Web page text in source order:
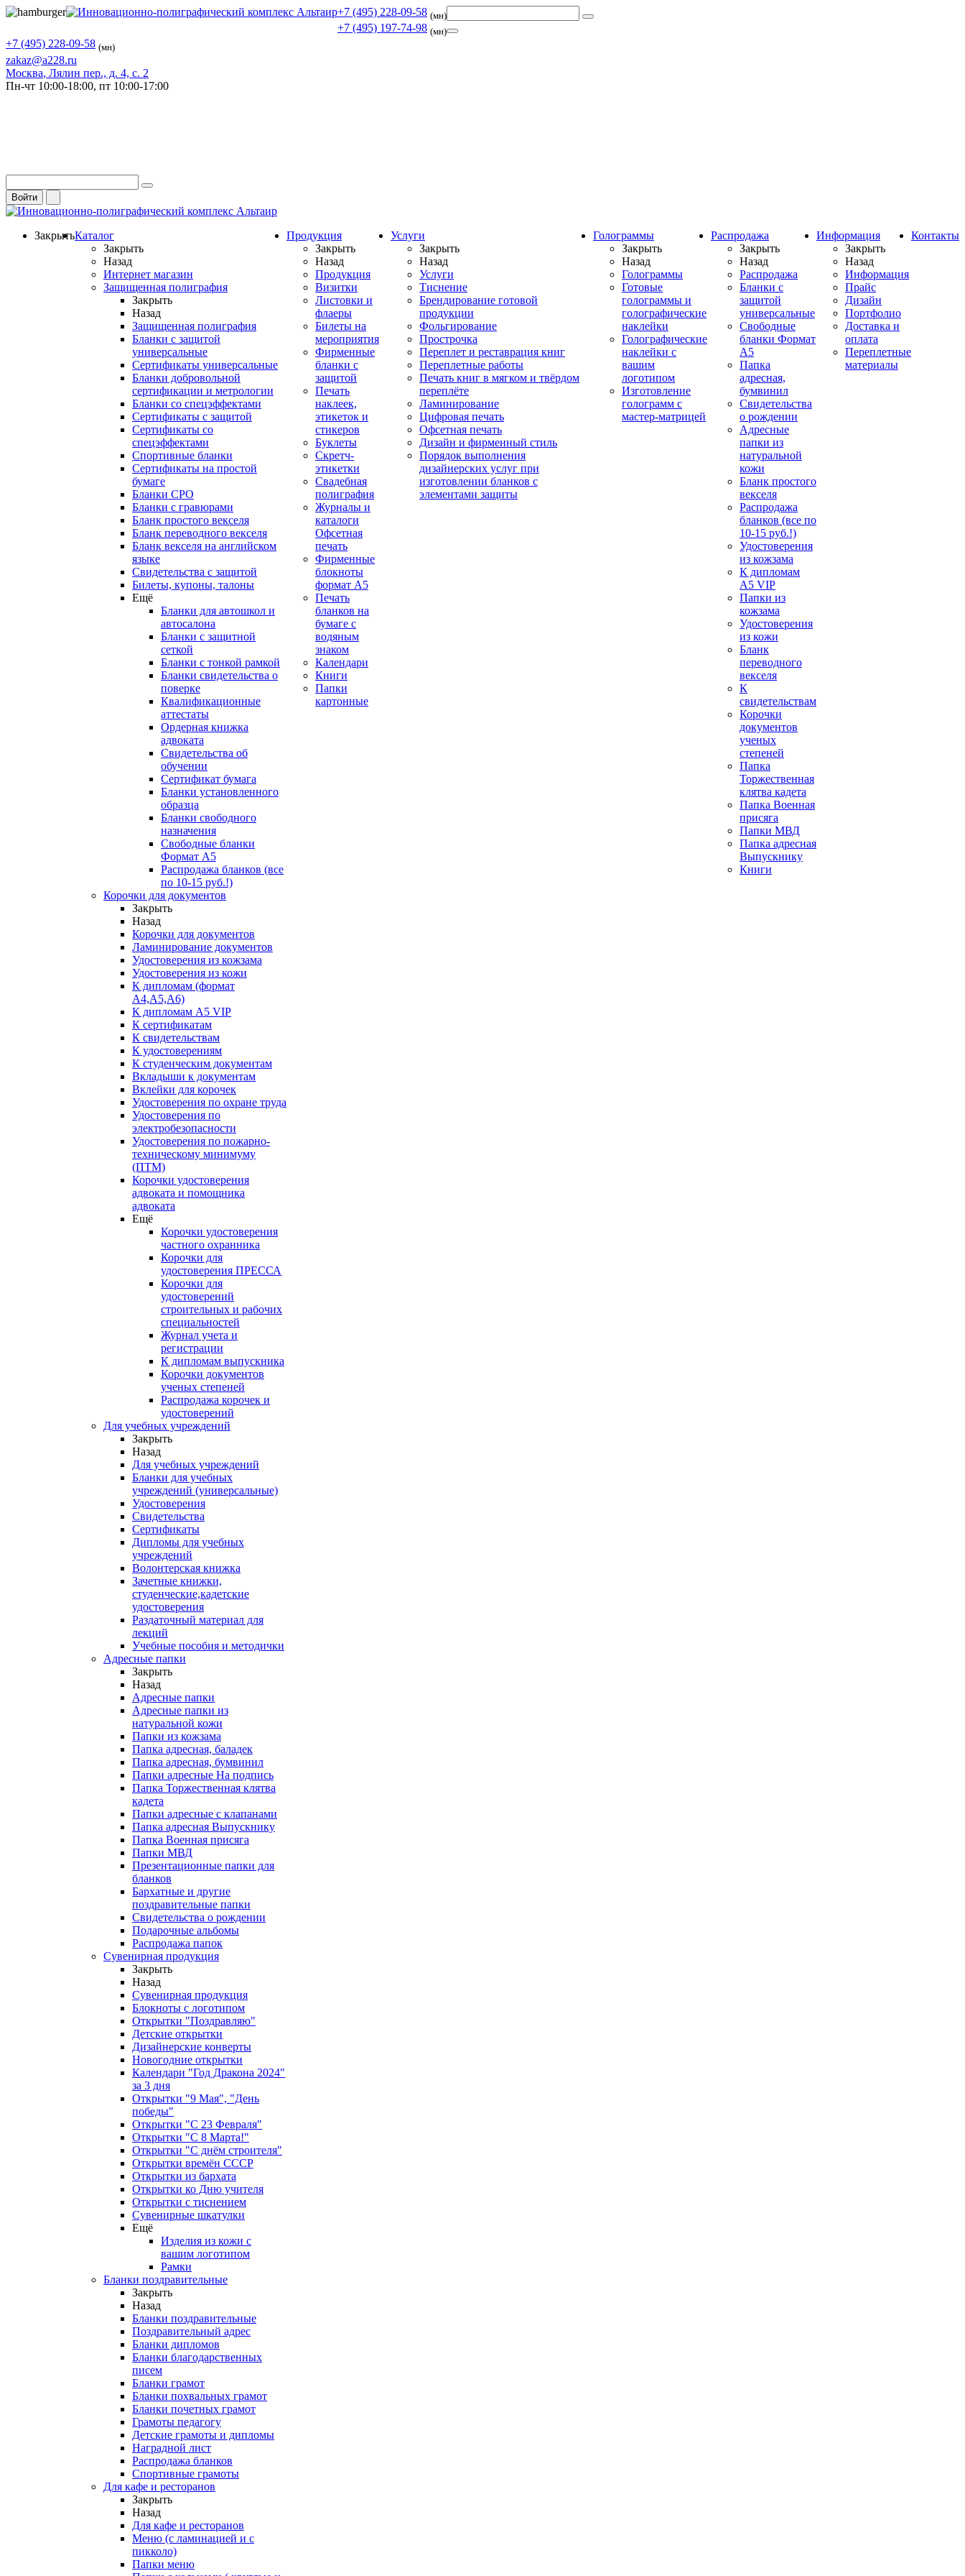
+7 (495) 228-09-58 (мн)
+7 (495) 197-74-98 (мн)
+7 (495) 228-09-58 (мн)
zakaz@a228.ru
Москва, Лялин пер., д. 4, с. 2
Пн-чт 10:00-18:00, пт 10:00-17:00
Войти
ЗакрытьКаталог
Закрыть
Назад
Интернет магазин
Защищенная полиграфия
Закрыть
Назад
Защищенная полиграфия
Бланки с защитой
универсальные
Сертификаты универсальные
Бланки добровольной
сертификации и метрологии
Бланки со спецэффектами
Сертификаты с защитой
Сертификаты со
спецэффектами
Спортивные бланки
Cертификаты на простой
бумаге
Бланки СРО
Бланки с гравюрами
Бланк простого векселя
Бланк переводного векселя
Бланк векселя на английском
языке
Свидетельства с защитой
Билеты, купоны, талоны
Ещё
Бланки для автошкол и
автосалона
Бланки с защитной
сеткой
Бланки с тонкой рамкой
Бланки свидетельства о
поверке
Квалификационные
аттестаты
Ордерная книжка
адвоката
Свидетельства об
обучении
Сертификат бумага
Бланки установленного
образца
Бланки свободного
назначения
Свободные бланки
Формат А5
Распродажа бланков (все
по 10-15 руб.!)
Корочки для документов
Закрыть
Назад
Корочки для документов
Ламинирование документов
Удостоверения из кожзама
Удостоверения из кожи
К дипломам (формат
А4,А5,А6)
К дипломам А5 VIP
К сертификатам
К свидетельствам
К удостоверениям
К студенческим документам
Вкладыши к документам
Вклейки для корочек
Удостоверения по охране труда
Удостоверения по
электробезопасности
Удостоверения по пожарно-
техническому минимуму
(ПТМ)
Корочки удостоверения
адвоката и помощника
адвоката
Ещё
Корочки удостоверения
частного охранника
Корочки для
удостоверения ПРЕССА
Корочки для
удостоверений
строительных и рабочих
специальностей
Журнал учета и
регистрации
К дипломам выпускника
Корочки документов
ученых степеней
Распродажа корочек и
удостоверений
Для учебных учреждений
Закрыть
Назад
Для учебных учреждений
Бланки для учебных
учреждений (универсальные)
Удостоверения
Свидетельства
Сертификаты
Дипломы для учебных
учреждений
Волонтерская книжка
Зачетные книжки,
студенческие,кадетские
удостоверения
Раздаточный материал для
лекций
Учебные пособия и методички
Адресные папки
Закрыть
Назад
Адресные папки
Адресные папки из
натуральной кожи
Папки из кожзама
Папка адресная, баладек
Папка адресная, бумвинил
Папки адресные На подпись
Папка Торжественная клятва
кадета
Папки адресные с клапанами
Папка адресная Выпускнику
Папка Военная присяга
Папки МВД
Презентационные папки для
бланков
Бархатные и другие
поздравительные папки
Свидетельства о рождении
Подарочные альбомы
Распродажа папок
Сувенирная продукция
Закрыть
Назад
Сувенирная продукция
Блокноты с логотипом
Открытки "Поздравляю"
Детские открытки
Дизайнерские конверты
Новогодние открытки
Календари "Год Дракона 2024"
за 3 дня
Открытки "9 Мая", "День
победы"
Открытки "С 23 Февраля"
Открытки "С 8 Марта!"
Открытки "С днём строителя"
Открытки времён СССР
Открытки из бархата
Открытки ко Дню учителя
Открытки с тиснением
Сувенирные шкатулки
Ещё
Изделия из кожи с
вашим логотипом
Рамки
Бланки поздравительные
Закрыть
Назад
Бланки поздравительные
Поздравительный адрес
Бланки дипломов
Бланки благодарственных
писем
Бланки грамот
Бланки похвальных грамот
Бланки почетных грамот
Грамоты педагогу
Детские грамоты и дипломы
Наградной лист
Распродажа бланков
Спортивные грамоты
Для кафе и ресторанов
Закрыть
Назад
Для кафе и ресторанов
Меню (с ламинацией и с
пикколо)
Папки меню
Продукция
Закрыть
Назад
Продукция
Визитки
Листовки и
флаеры
Билеты на
мероприятия
Фирменные
бланки с
защитой
Печать
наклеек,
этикеток и
стикеров
Буклеты
Скретч-
этикетки
Свадебная
полиграфия
Журналы и
каталоги
Офсетная
печать
Фирменные
блокноты
формат А5
Печать
бланков на
бумаге с
водяным
знаком
Календари
Книги
Папки
картонные
Услуги
Закрыть
Назад
Услуги
Тиснение
Брендирование готовой
продукции
Фольгирование
Прострочка
Переплет и реставрация книг
Переплетные работы
Печать книг в мягком и твёрдом
переплёте
Ламинирование
Цифровая печать
Офсетная печать
Дизайн и фирменный стиль
Порядок выполнения
дизайнерских услуг при
изготовлении бланков с
элементами защиты
Голограммы
Закрыть
Назад
Голограммы
Готовые
голограммы и
голографические
наклейки
Голографические
наклейки с
вашим
логотипом
Изготовление
голограмм с
мастер-матрицей
Распродажа
Закрыть
Назад
Распродажа
Бланки с
защитой
универсальные
Свободные
бланки Формат
А5
Папка
адресная,
бумвинил
Свидетельства
о рождении
Адресные
папки из
натуральной
кожи
Бланк простого
векселя
Распродажа
бланков (все по
10-15 руб.!)
Удостоверения
из кожзама
К дипломам
А5 VIP
Папки из
кожзама
Удостоверения
из кожи
Бланк
переводного
векселя
К
свидетельствам
Корочки
документов
ученых
степеней
Папка
Торжественная
клятва кадета
Папка Военная
присяга
Папки МВД
Папка адресная
Выпускнику
Книги
Информация
Закрыть
Назад
Информация
Прайс
Дизайн
Портфолио
Доставка и
оплата
Переплетные
материалы
Контакты